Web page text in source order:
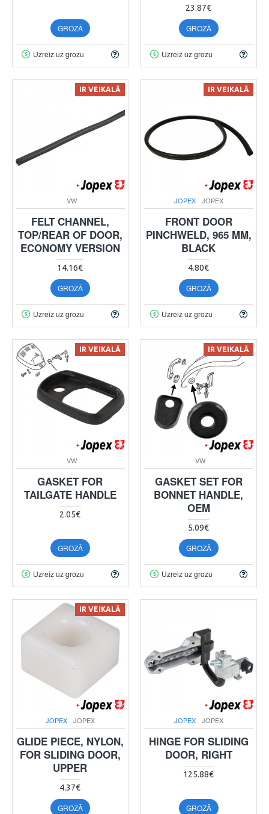
GROZĀ
Uzreiz uz grozu
23.87€
GROZĀ
Uzreiz uz grozu
IR VEIKALĀ
VW
FELT CHANNEL,
TOP/REAR OF DOOR,
ECONOMY VERSION
14.16€
GROZĀ
Uzreiz uz grozu
IR VEIKALĀ
JOPEX JOPEX
FRONT DOOR
PINCHWELD, 965 MM,
BLACK
4.80€
GROZĀ
Uzreiz uz grozu
IR VEIKALĀ
VW
GASKET FOR
TAILGATE HANDLE
2.05€
GROZĀ
Uzreiz uz grozu
IR VEIKALĀ
VW
GASKET SET FOR
BONNET HANDLE,
OEM
5.09€
GROZĀ
Uzreiz uz grozu
IR VEIKALĀ
JOPEX JOPEX
GLIDE PIECE, NYLON,
FOR SLIDING DOOR,
UPPER
4.37€
GROZĀ
JOPEX JOPEX
HINGE FOR SLIDING
DOOR, RIGHT
125.88€
GROZĀ